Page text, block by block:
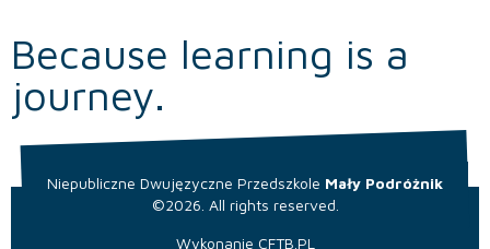
Because learning is a
journey.
Niepubliczne Dwujęzyczne Przedszkole Mały Podróżnik
©2026. All rights reserved.
Wykonanie CFTB.PL